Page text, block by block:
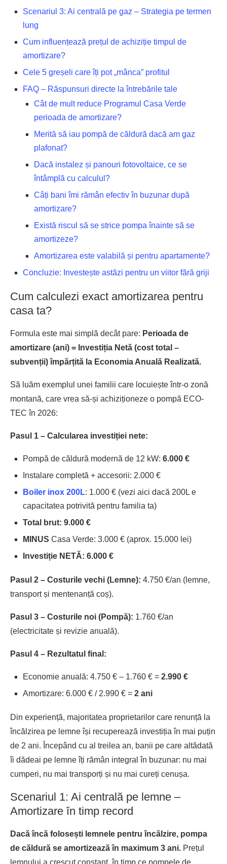
Scenariul 3: Ai centrală pe gaz – Strategia pe termen
lung
Cum influențează prețul de achiziție timpul de
amortizare?
Cele 5 greșeli care îți pot „mânca” profitul
FAQ – Răspunsuri directe la întrebările tale
Cât de mult reduce Programul Casa Verde
perioada de amortizare?
Merită să iau pompă de căldură dacă am gaz
plafonat?
Dacă instalez și panouri fotovoltaice, ce se
întâmplă cu calculul?
Câți bani îmi rămân efectiv în buzunar după
amortizare?
Există riscul să se strice pompa înainte să se
amortizeze?
Amortizarea este valabilă și pentru apartamente?
Concluzie: Investește astăzi pentru un viitor fără griji
Cum calculezi exact amortizarea pentru
casa ta?
Formula este mai simplă decât pare: Perioada de
amortizare (ani) = Investiția Netă (cost total –
subvenții) împărțită la Economia Anuală Realizată.
Să luăm exemplul unei familii care locuiește într-o zonă
montană, care vrea să-și achiziționeze o pompă ECO-
TEC în 2026:
Pasul 1 – Calcularea investiției nete:
Pompă de căldură modernă de 12 kW: 6.000 €
Instalare completă + accesorii: 2.000 €
Boiler inox 200L: 1.000 € (vezi aici dacă 200L e
capacitatea potrivită pentru familia ta)
Total brut: 9.000 €
MINUS Casa Verde: 3.000 € (aprox. 15.000 lei)
Investiție NETĂ: 6.000 €
Pasul 2 – Costurile vechi (Lemne): 4.750 €/an (lemne,
transport și mentenanță coș).
Pasul 3 – Costurile noi (Pompă): 1.760 €/an
(electricitate și revizie anuală).
Pasul 4 – Rezultatul final:
Economie anuală: 4.750 € – 1.760 € = 2.990 €
Amortizare: 6.000 € / 2.990 € = 2 ani
Din experiență, majoritatea proprietarilor care renunță la
încălzirea pe lemne își recuperează investiția în mai puțin
de 2 ani. Începând cu al treilea an, banii pe care altădată
îi dădeai pe lemne îți rămân integral în buzunar: nu mai
cumperi, nu mai transporți și nu mai cureți cenușa.
Scenariul 1: Ai centrală pe lemne –
Amortizare în timp record
Dacă încă folosești lemnele pentru încălzire, pompa
de căldură se amortizează în maximum 3 ani. Prețul